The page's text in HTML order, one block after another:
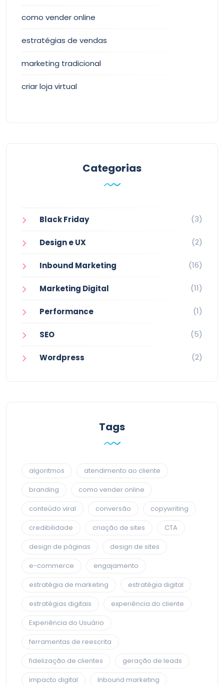
como vender online
estratégias de vendas
marketing tradicional
criar loja virtual
Categorias
Black Friday (3)
Design e UX (2)
Inbound Marketing (16)
Marketing Digital (11)
Performance (1)
SEO (5)
Wordpress (2)
Tags
algoritmos
atendimento ao cliente
branding
como vender online
conteúdo viral
conversão
copywriting
credibilidade
criação de sites
CTA
design de páginas
design de sites
e-commerce
engajamento
estratégia de marketing
estratégia digital
estratégias digitais
experiência do cliente
Experiência do Usuário
ferramentas de reescrita
fidelização de clientes
geração de leads
impacto digital
Inbound marketing